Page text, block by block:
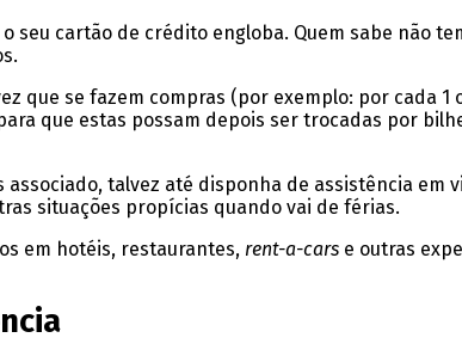
seu cartão de crédito engloba. Quem sabe não
que se fazem compras (por exemplo: por cada 1
que estas possam depois ser trocadas por
talvez até disponha de assistência em
situações propícias quando vai de férias.
em hotéis, restaurantes, rent-a-carse outras